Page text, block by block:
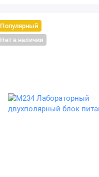
Популярный
Нет в наличии